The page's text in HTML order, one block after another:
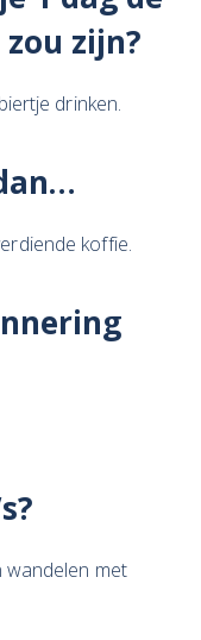
zijn?
drinken.
koffie.
wandelen met